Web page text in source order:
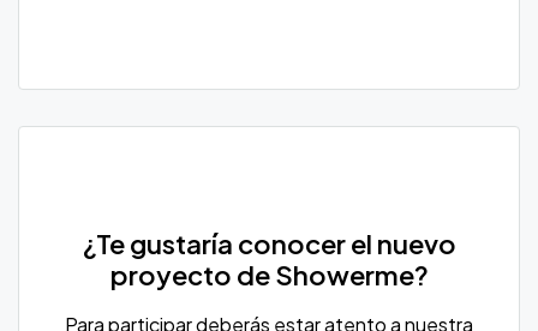
¿Te gustaría conocer el nuevo
proyecto de Showerme?
Para participar deberás estar atento a nuestra